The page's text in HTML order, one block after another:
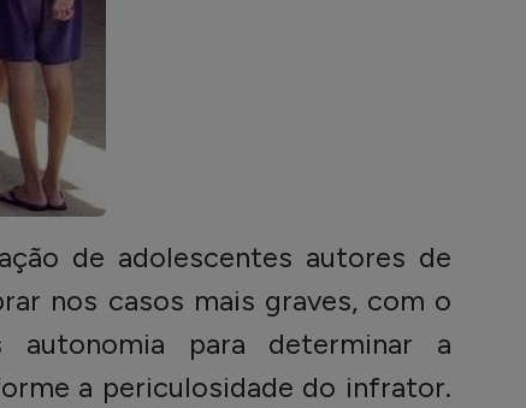
de adolescentes autores de
nos casos mais graves, com o
para determinar a
a periculosidade do infrator.